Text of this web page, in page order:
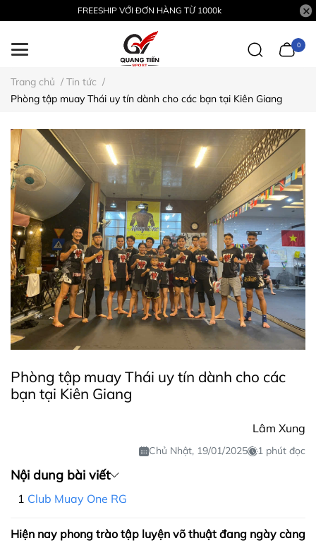
FREESHIP VỚI ĐƠN HÀNG TỪ 1000k
0
Trang chủ / Tin tức /
Phòng tập muay Thái uy tín dành cho các bạn tại Kiên Giang
Phòng tập muay Thái uy tín dành cho các
bạn tại Kiên Giang
Lâm Xung
Chủ Nhật, 19/01/2025 1 phút đọc
Nội dung bài viết
Club Muay One RG
Hiện nay phong trào tập luyện võ thuật đang ngày càng